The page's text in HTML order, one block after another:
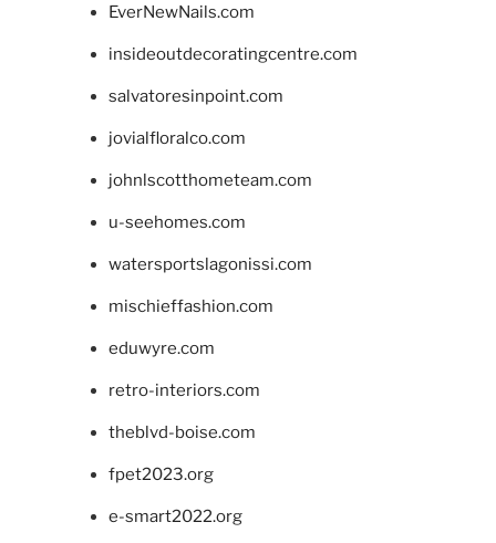
EverNewNails.com
insideoutdecoratingcentre.com
salvatoresinpoint.com
jovialfloralco.com
johnlscotthometeam.com
u-seehomes.com
watersportslagonissi.com
mischieffashion.com
eduwyre.com
retro-interiors.com
theblvd-boise.com
fpet2023.org
e-smart2022.org